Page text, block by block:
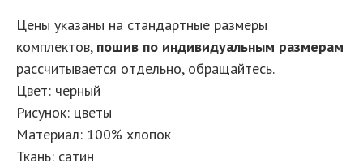
Цены указаны на стандартные размеры
комплектов, пошив по индивидуальным размерам
рассчитывается отдельно, обращайтесь.
Цвет: черный
Рисунок: цветы
Материал: 100% хлопок
Ткань: сатин